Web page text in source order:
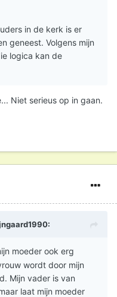
in de kerk is er
geneest. Volgens mijn
logica kan de
Niet serieus op in gaan.
:
moeder ook erg
wordt door mijn
Mijn vader is van
laat mijn moeder